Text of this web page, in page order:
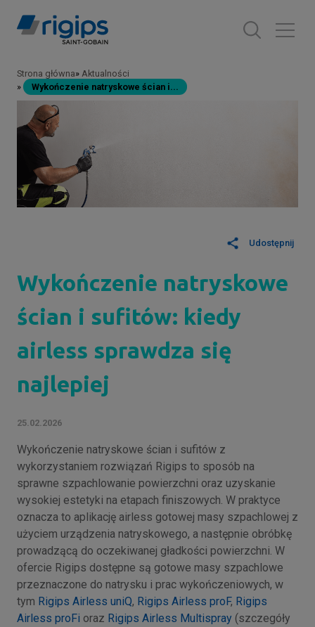
Ścieżka
nawigacyjna
Strona główna
Aktualności
Wykończenie natryskowe ścian i...
Udostępnij
Wykończenie natryskowe
ścian i sufitów: kiedy
airless sprawdza się
najlepiej
25.02.2026
Wykończenie natryskowe ścian i sufitów z
wykorzystaniem rozwiązań Rigips to sposób na
sprawne szpachlowanie powierzchni oraz uzyskanie
wysokiej estetyki na etapach finiszowych. W praktyce
oznacza to aplikację airless gotowej masy szpachlowej z
użyciem urządzenia natryskowego, a następnie obróbkę
prowadzącą do oczekiwanej gładkości powierzchni. W
ofercie Rigips dostępne są gotowe masy szpachlowe
przeznaczone do natrysku i prac wykończeniowych, w
tym Rigips Airless uniQ, Rigips Airless proF, Rigips
Airless proFi oraz Rigips Airless Multispray (szczegóły